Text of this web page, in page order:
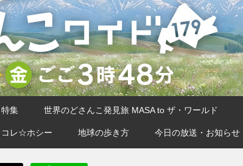
特集 世界のどさんこ発見旅 MASA to ザ・ワールド
コレ☆ホシー 地球の歩き方 今日の放送・お知らせ